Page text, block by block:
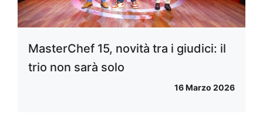
MasterChef 15, novità tra i giudici: il
trio non sarà solo
16 Marzo 2026